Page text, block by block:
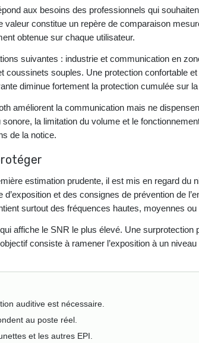
aux besoins des professionnels qui
constitue un repère de comparaison
obtenue sur chaque utilisateur.
suivantes : industrie et communication en
souples. Une protection confortable
diminue fortement la protection cumulée sur
améliorent la communication mais ne
la limitation du volume et le
de la notice.
estimation prudente, il est mis en regard
et des consignes de prévention de
surtout des fréquences hautes, moyennes
affiche le SNR le plus élevé. Une surprotection
consiste à ramener l’exposition à un
auditive est nécessaire.
au poste réel.
et les autres EPI.